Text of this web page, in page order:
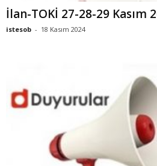
İlan-TOKİ 27-28-29 Kasım
istesob - 18 Kasım 2024